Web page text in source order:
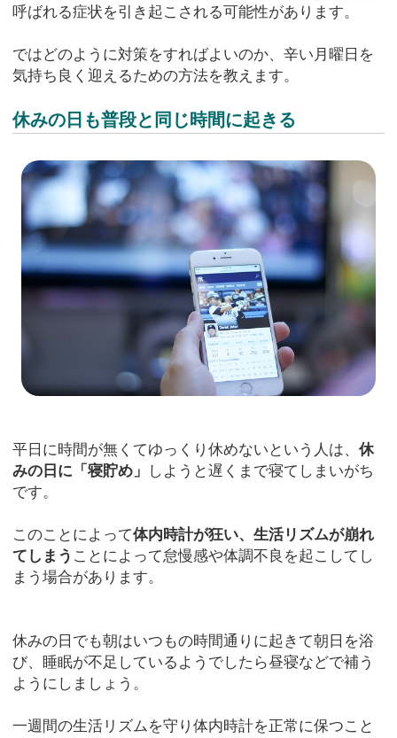
呼ばれる症状を引き起こされる可能性があります。
ではどのように対策をすればよいのか、辛い月曜日を
気持ち良く迎えるための方法を教えます。
休みの日も普段と同じ時間に起きる
平日に時間が無くてゆっくり休めないという人は、休
みの日に「寝貯め」
しようと遅くまで寝てしまいがち
です。
このことによって体内時計が狂い、生活リズムが崩れ
てしまう ことによって怠慢感や体調不良を起こしてし
まう場合があります。
休みの日でも朝はいつもの時間通りに起きて朝日を浴
び、睡眠が不足しているようでしたら昼寝などで補う
ようにしましょう。
一週間の生活リズムを守り体内時計を正常に保つこと